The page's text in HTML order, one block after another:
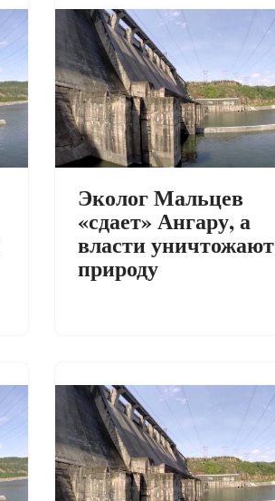
Эколог Мальцев
«сдает» Ангару, а
власти уничтожают
природу